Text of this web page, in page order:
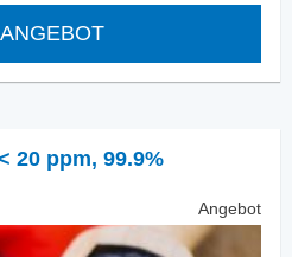
20 ppm, 99.9%
Angebot